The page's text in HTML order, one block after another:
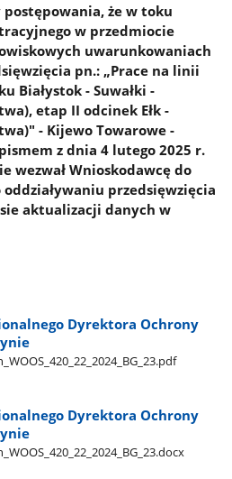
że w toku
w przedmiocie
uwarunkowaniach
pn.: „Prace na linii
Białystok - Suwałki -
etap II odcinek Ełk -
- Kijewo Towarowe -
z dnia 4 lutego 2025 r.
wezwał Wnioskodawcę do
przedsięwzięcia
aktualizacji danych w
Dyrektora Ochrony
Dyrektora Ochrony